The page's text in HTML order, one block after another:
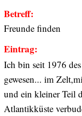
Betreff:
Freunde finden
Eintrag:
Ich bin seit 1976
gewesen... im
und ein kleiner Teil
Atlantikküste